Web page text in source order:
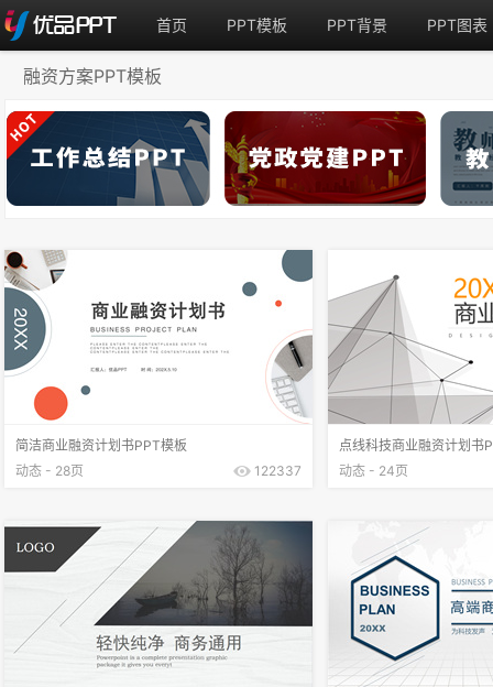
首页 PPT模板 PPT背景 PPT图表
融资方案PPT模板
简洁商业融资计划书PPT模板
动态 - 28页
122337
点线科技商业融资计划书
动态 - 24页